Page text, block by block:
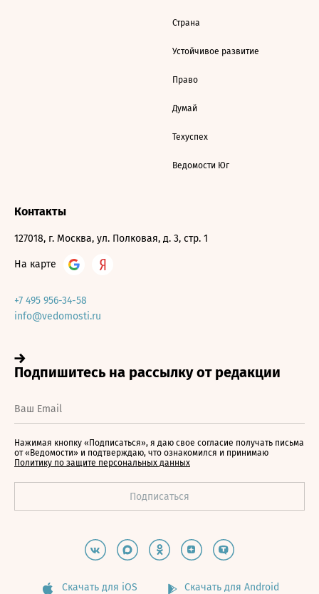
Страна
Устойчивое развитие
Право
Думай
Техуспех
Ведомости Юг
Контакты
127018, г. Москва, ул. Полковая, д. 3, стр. 1
На карте
+7 495 956-34-58
info@vedomosti.ru
Нажимая кнопку «Подписаться», я даю свое согласие получать письма
от «Ведомости» и подтверждаю, что ознакомился и принимаю
Политику по защите персональных данных
Скачать для iOS Скачать для Android